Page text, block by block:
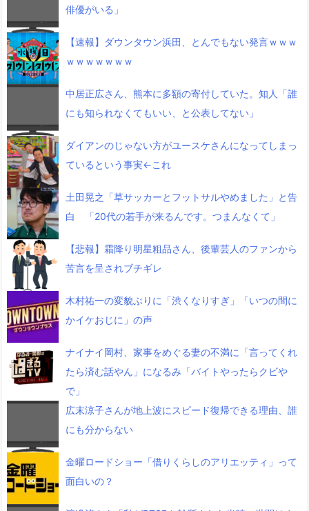
俳優がいる」
【速報】ダウンタウン浜田、とんでもない発言ｗｗｗ
ｗｗｗｗｗｗｗ
中居正広さん、熊本に多額の寄付していた。知人「誰
にも知られなくてもいい、と公表してない」
ダイアンのじゃない方がユースケさんになってしまっ
ているという事実←これ
土田晃之「草サッカーとフットサルやめました」と告
白 「20代の若手が来るんです。つまんなくて」
【悲報】霜降り明星粗品さん、後輩芸人のファンから
苦言を呈されブチギレ
木村祐一の変貌ぶりに「渋くなりすぎ」「いつの間に
かイケおじに」の声
ナイナイ岡村、家事をめぐる妻の不満に「言ってくれ
たら済む話やん」になるみ「バイトやったらクビや
で」
広末涼子さんが地上波にスピード復帰できる理由、誰
にも分からない
金曜ロードショー「借りくらしのアリエッティ」って
面白いの？